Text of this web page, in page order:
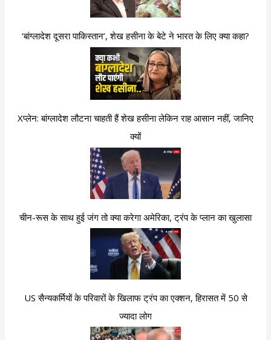
‘बांग्लादेश दूसरा पाकिस्तान’, शेख हसीना के बेटे ने भारत के लिए क्या कहा?
Xप्लेन: बांग्लादेश लौटना चाहती हैं शेख हसीना लेकिन राह आसान नहीं, जानिए
क्यों
चीन-रूस के साथ हुई जंग तो क्या करेगा अमेरिका, ट्रंप के प्लान का खुलासा
US सैन्यकर्मियों के परिवारों के खिलाफ ट्रंप का एक्शन, हिरासत में 50 से
ज्यादा लोग